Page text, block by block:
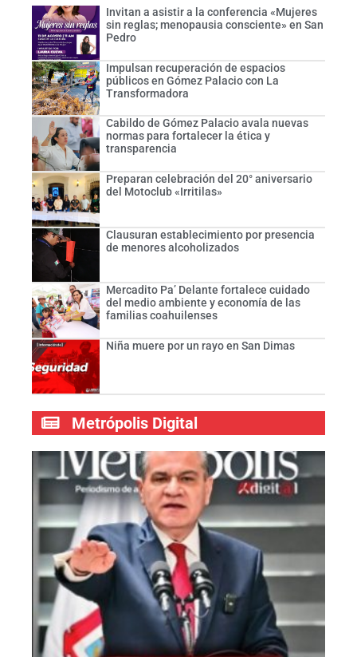
Invitan a asistir a la conferencia «Mujeres
sin reglas; menopausia consciente» en San
Pedro
Impulsan recuperación de espacios
públicos en Gómez Palacio con La
Transformadora
Cabildo de Gómez Palacio avala nuevas
normas para fortalecer la ética y
transparencia
Preparan celebración del 20° aniversario
del Motoclub «Irritilas»
Clausuran establecimiento por presencia
de menores alcoholizados
Mercadito Pa’ Delante fortalece cuidado
del medio ambiente y economía de las
familias coahuilenses
Niña muere por un rayo en San Dimas
Metrópolis Digital